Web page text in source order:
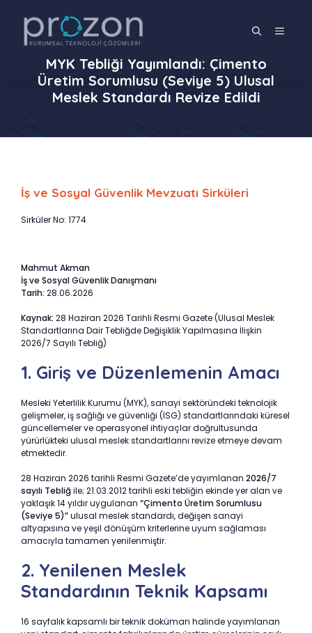
MENÜ
MYK Tebliği Yayımlandı: Çimento
Üretim Sorumlusu (Seviye 5) Ulusal
Meslek Standardı Revize Edildi
İş ve Sosyal Güvenlik Mevzuatı Sirküleri
Sirküler No: 1774
Mahmut Akman
İş ve Sosyal Güvenlik Danışmanı
Tarih: 28.06.2026
Kaynak: 28 Haziran 2026 Tarihli Resmi Gazete (Ulusal Meslek
Standartlarına Dair Tebliğde Değişiklik Yapılmasına İlişkin
2026/7 Sayılı Tebliğ)
1. Giriş ve Düzenlemenin Amacı
Mesleki Yeterlilik Kurumu (MYK), sanayi sektöründeki teknolojik
gelişmeler, iş sağlığı ve güvenliği (İSG) standartlarındaki küresel
güncellemeler ve operasyonel ihtiyaçlar doğrultusunda
yürürlükteki ulusal meslek standartlarını revize etmeye devam
etmektedir.
28 Haziran 2026 tarihli Resmi Gazete’de yayımlanan 2026/7
sayılı Tebliğile; 21.03.2012 tarihli eski tebliğin ekinde yer alan ve
yaklaşık 14 yıldır uygulanan “Çimento Üretim Sorumlusu
(Seviye 5)”ulusal meslek standardı, değişen sanayi
altyapısına ve yeşil dönüşüm kriterlerine uyum sağlaması
amacıyla tamamen yenilenmiştir.
2. Yenilenen Meslek
Standardının Teknik Kapsamı
16 sayfalık kapsamlı bir teknik doküman halinde yayımlanan